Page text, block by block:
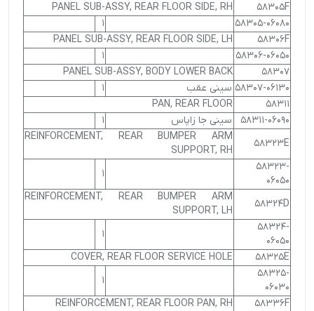
58305F
PANEL SUB-ASSY, REAR FLOOR SIDE, RH
58305-06080
1
58306F
PANEL SUB-ASSY, REAR FLOOR SIDE, LH
58306-06050
1
58307
PANEL SUB-ASSY, BODY LOWER BACK
58307-06130 سینی عقب
1
58311
PAN, REAR FLOOR
58311-06090
سینی جا زاپاس
1
58323E
REINFORCEMENT, REAR BUMPER ARM
SUPPORT, RH
58323-
06050
1
58324D
REINFORCEMENT, REAR BUMPER ARM
SUPPORT, LH
58324-
06050
1
58325E
COVER, REAR FLOOR SERVICE HOLE
58325-
06030
1
58336F
REINFORCEMENT, REAR FLOOR PAN, RH